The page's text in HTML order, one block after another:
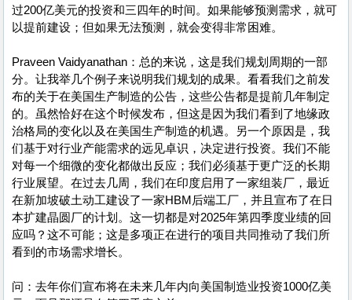
过200亿美元的投资和三四年的时间。如果能够预测需求，就可
以提前建设；但如果无法预测，就会变得非常困难。
Praveen Vaidyanathan：总的来说，这是我们规划周期的一部
分。让我举几个例子来说明我们规划的成果。看看我们之前发
布的关于在美国生产制造的公告，这些公告都是提前几年制定
的。虽然恰好在这个时候发布，但这是因为我们看到了地缘政
治格局的变化以及在美国生产制造的机遇。另一个原因是，我
们基于对行业产能需求的远见卓识，决定进行投资。我们不能
对每一个细微的变化都做出反应；我们必须基于更广泛的长期
行业展望。在过去几周，我们在印度启用了一家组装厂，最近
在新加坡破土动工建设了一家HBM后端工厂，并且宣布了在日
本扩建晶圆厂的计划。这一切都是对2025年第四季度业绩的回
应吗？这不可能；这是多项正在进行的项目共同推动了我们所
看到的市场需求增长。
问：去年你们宣布将在未来几年内向美国制造业投资1000亿美